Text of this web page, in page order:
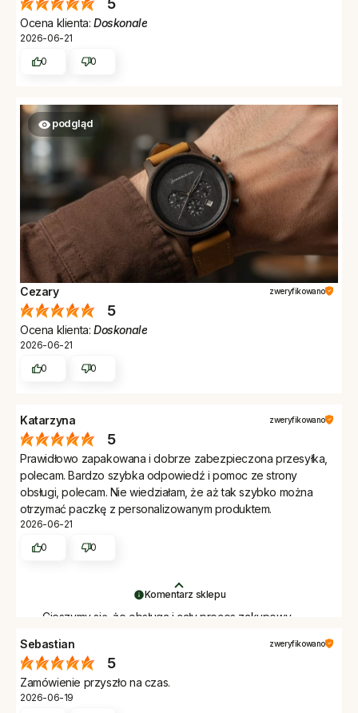
Ocena klienta: Doskonale
2026-06-21
0
0
podgląd
Cezary zweryfikowano
5
Ocena klienta: Doskonale
2026-06-21
0
0
Komentarz sklepu
Cieszymy się, że obsługa i cały proces zakupowy
Katarzyna zweryfikowano
5
Prawidłowo zapakowana i dobrze zabezpieczona przesyłka,
polecam. Bardzo szybka odpowiedź i pomoc ze strony
obsługi, polecam. Nie wiedziałam, że aż tak szybko można
otrzymać paczkę z personalizowanym produktem.
2026-06-21
0
0
Sebastian zweryfikowano
5
Zamówienie przyszło na czas.
2026-06-19